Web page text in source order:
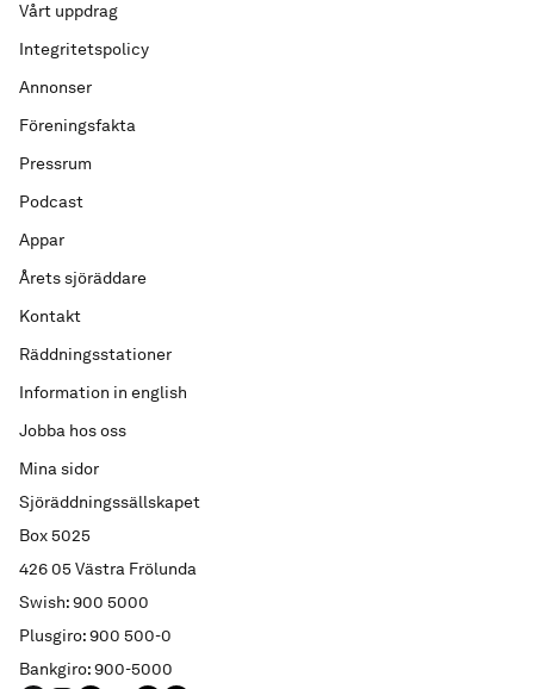
Sjöräddningssällskapet
Box 5025
426 05 Västra Frölunda
Swish: 900 5000
Plusgiro: 900 500-0
Bankgiro: 900-5000
Vårt uppdrag
Integritetspolicy
Annonser
Föreningsfakta
Pressrum
Podcast
Appar
Årets sjöräddare
Kontakt
Räddningsstationer
Information in english
Jobba hos oss
Mina sidor